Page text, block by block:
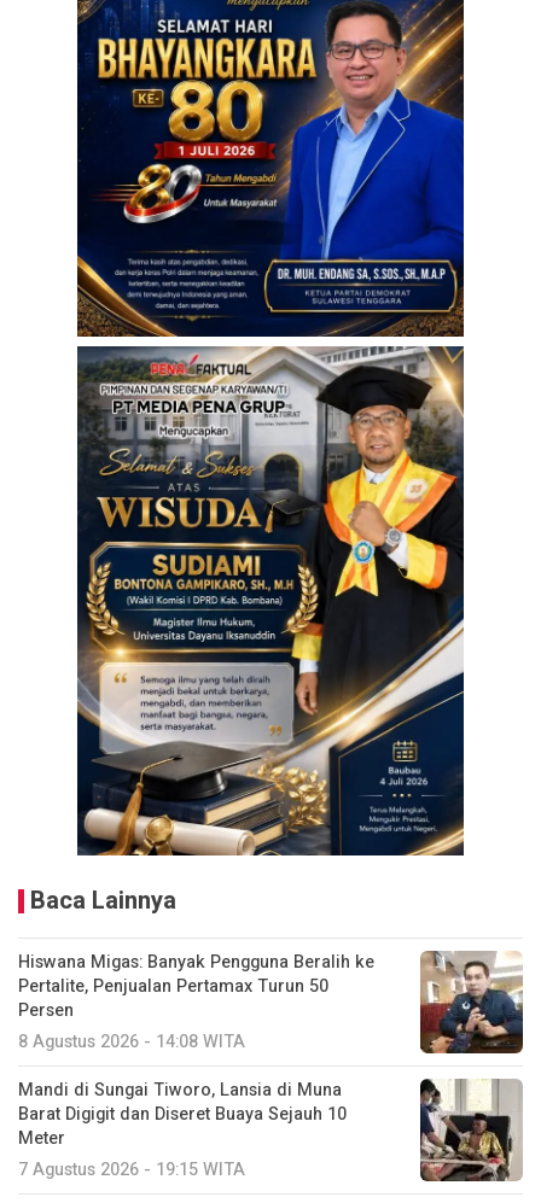
Baca Lainnya
Hiswana Migas: Banyak Pengguna Beralih ke
Pertalite, Penjualan Pertamax Turun 50
Persen
8 Agustus 2026 - 14:08 WITA
Mandi di Sungai Tiworo, Lansia di Muna
Barat Digigit dan Diseret Buaya Sejauh 10
Meter
7 Agustus 2026 - 19:15 WITA